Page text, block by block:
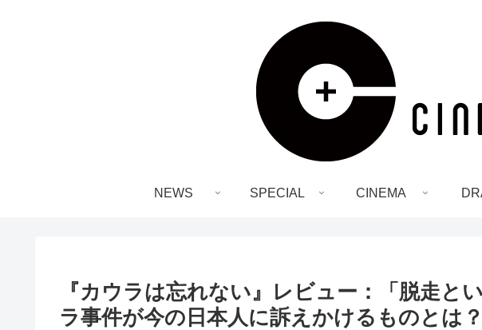
NEWS SPECIAL CINEMA
『カウラは忘れない』レビュー：「脱走と
ラ事件が今の日本人に訴えかけるものとは？